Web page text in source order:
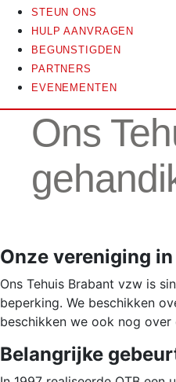
STEUN ONS
HULP AANVRAGEN
BEGUNSTIGDEN
PARTNERS
EVENEMENTEN
Ons
Onze vereniging
Ons Tehuis Brabant vzw is
beperking. We beschikken
beschikken we ook nog over
Belangrijke